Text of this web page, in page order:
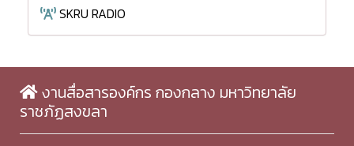
SKRU RADIO
งานสื่อสารองค์กร กองกลาง มหาวิทยาลัย
ราชภัฏสงขลา